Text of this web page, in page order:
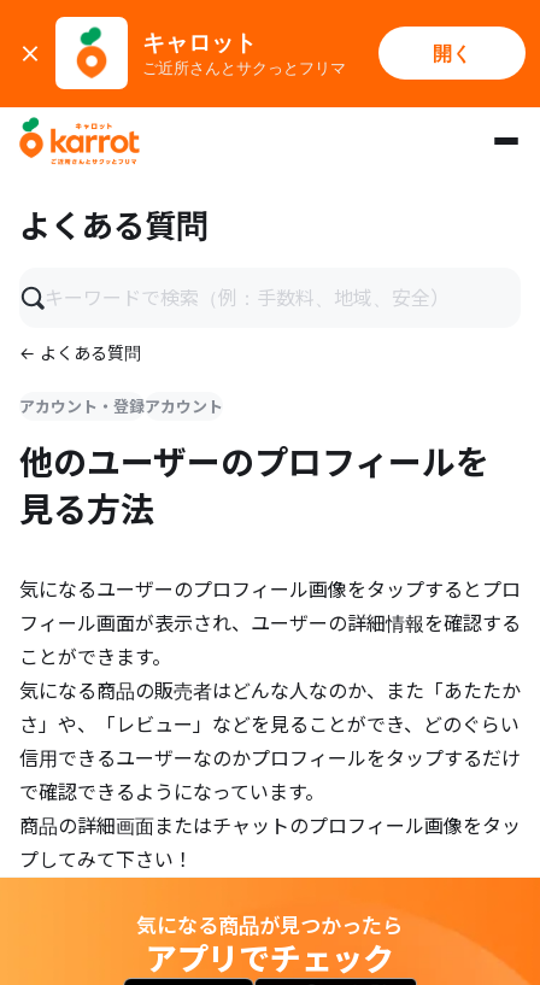
キャロット
ご近所さんとサクっとフリマ
開く
メインコンテンツにスキップ
よくある質問
← よくある質問
アカウント・登録アカウント
他のユーザーのプロフィールを
見る方法
気になるユーザーのプロフィール画像をタップするとプロ
フィール画面が表示され、ユーザーの詳細情報を確認する
ことができます。
気になる商品の販売者はどんな人なのか、また「あたたか
さ」や、「レビュー」などを見ることができ、どのぐらい
信用できるユーザーなのかプロフィールをタップするだけ
で確認できるようになっています。
商品の詳細画面またはチャットのプロフィール画像をタッ
プしてみて下さい！
気になる商品が見つかったら
アプリでチェック